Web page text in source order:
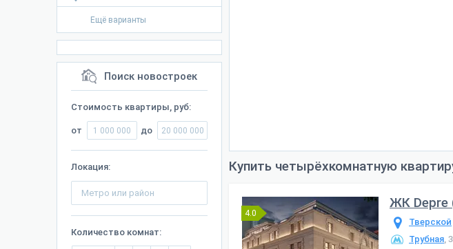
Ещё варианты
Поиск новостроек
Стоимость квартиры, руб:
от до
Локация:
Количество комнат:
Купить четырёхкомнатную
4.0
ЖК Depre
Тверской
Трубная,